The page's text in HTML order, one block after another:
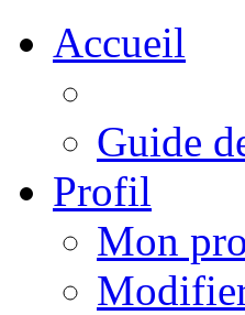
Accueil
Guide
Profil
Mon